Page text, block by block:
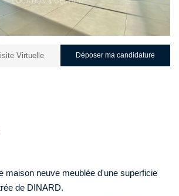
EXTRANET
CONTACT
Virtuelle Déposer ma candidature
maison neuve meublée d'une superficie
de DINARD.